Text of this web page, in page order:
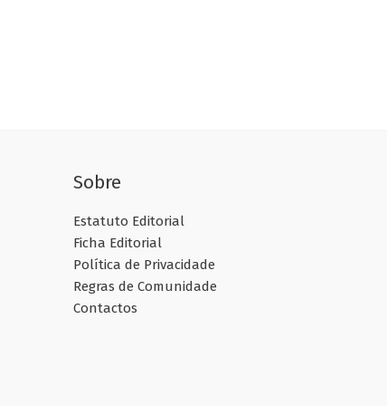
Sobre
Estatuto Editorial
Ficha Editorial
Política de Privacidade
Regras de Comunidade
Contactos